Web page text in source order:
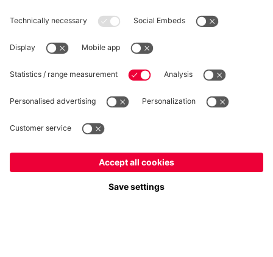
RÉTRACTATION
Intimité
Paramètres des cookies
*Les prix incluent la TVA et excluent les frais d'expédition
© FC Bayern München AG
FC Bayern München AG, Säbener Str. 51-57, 81547 München
Francepour y livrer!
Mondialpour y livrer!